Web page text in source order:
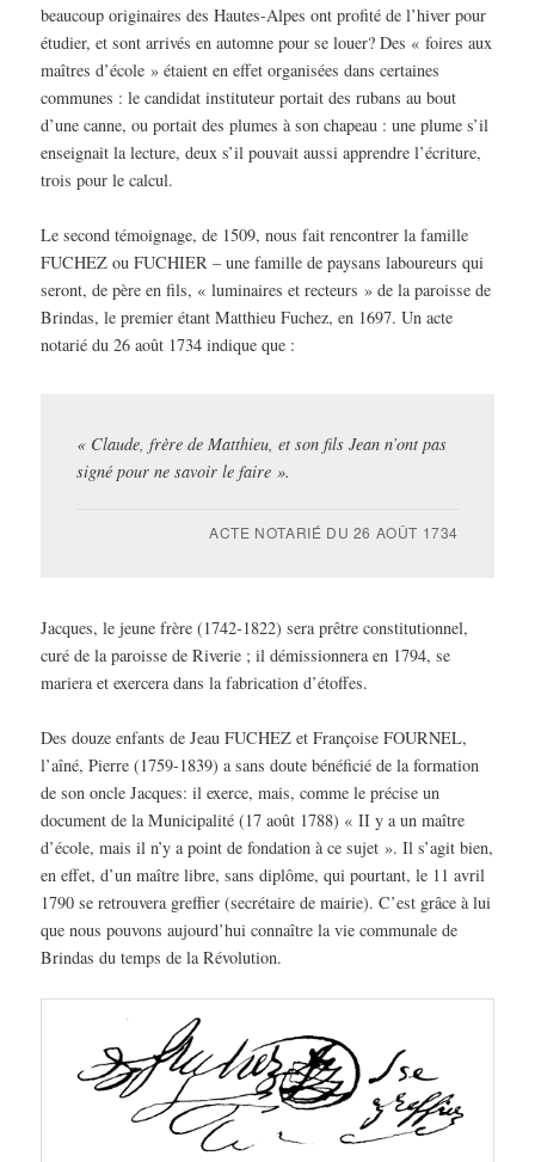
beaucoup originaires des Hautes-Alpes ont profité de l’hiver pour
étudier, et sont arrivés en automne pour se louer? Des « foires aux
maîtres d’école » étaient en effet organisées dans certaines
communes : le candidat instituteur portait des rubans au bout
d’une canne, ou portait des plumes à son chapeau : une plume s’il
enseignait la lecture, deux s’il pouvait aussi apprendre l’écriture,
trois pour le calcul.
Le second témoignage, de 1509, nous fait rencontrer la famille
FUCHEZ ou FUCHIER – une famille de paysans laboureurs qui
seront, de père en fils, « luminaires et recteurs » de la paroisse de
Brindas, le premier étant Matthieu Fuchez, en 1697. Un acte
notarié du 26 août 1734 indique que :
« Claude, frère de Matthieu, et son fils Jean n’ont pas
signé pour ne savoir le faire ».
ACTE NOTARIÉ DU 26 AOÛT 1734
Jacques, le jeune frère (1742-1822) sera prêtre constitutionnel,
curé de la paroisse de Riverie ; il démissionnera en 1794, se
mariera et exercera dans la fabrication d’étoffes.
Des douze enfants de Jeau FUCHEZ et Françoise FOURNEL,
l’aîné, Pierre (1759-1839) a sans doute bénéficié de la formation
de son oncle Jacques: il exerce, mais, comme le précise un
document de la Municipalité (17 août 1788) « II y a un maître
d’école, mais il n’y a point de fondation à ce sujet ». Il s’agit bien,
en effet, d’un maître libre, sans diplôme, qui pourtant, le 11 avril
1790 se retrouvera greffier (secrétaire de mairie). C’est grâce à lui
que nous pouvons aujourd’hui connaître la vie communale de
Brindas du temps de la Révolution.